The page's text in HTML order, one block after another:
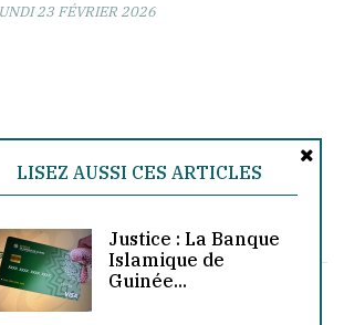
LISEZ AUSSI CES ARTICLES
Justice : La Banque
Islamique de
Guinée...
23 FÉVRIER 2026